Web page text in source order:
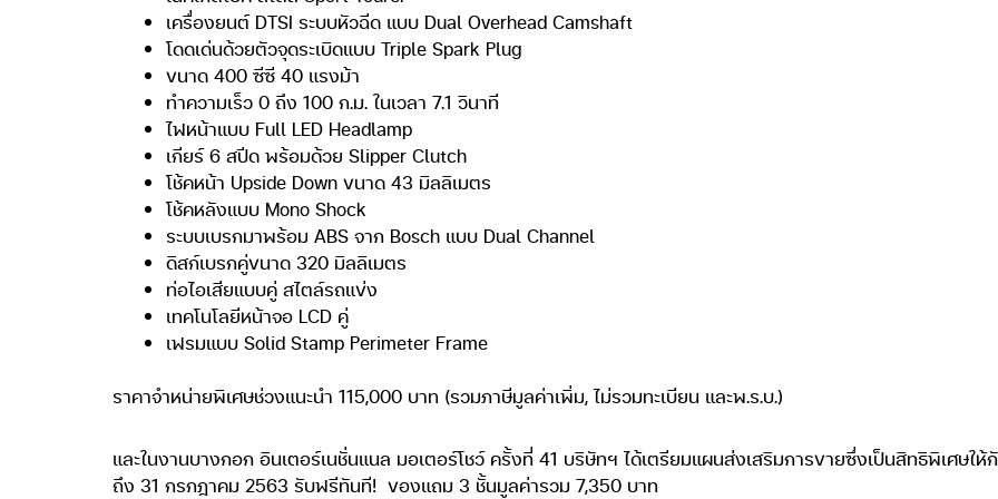
เครื่องยนต์ DTSI ระบบหัวฉีด แบบ Dual Overhead Camshaft
โดดเด่นด้วยตัวจุดระเบิดแบบ Triple Spark Plug
ขนาด 400 ซีซี 40 แรงม้า
ทำความเร็ว 0 ถึง 100 ก.ม. ในเวลา 7.1 วินาที
ไฟหน้าแบบ Full LED Headlamp
เกียร์ 6 สปีด พร้อมด้วย Slipper Clutch
โช้คหน้า Upside Down ขนาด 43 มิลลิเมตร
โช้คหลังแบบ Mono Shock
ระบบเบรกมาพร้อม ABS จาก Bosch แบบ Dual Channel
ดิสก์เบรกคู่ขนาด 320 มิลลิเมตร
ท่อไอเสียแบบคู่ สไตล์รถแข่ง
เทคโนโลยีหน้าจอ LCD คู่
เฟรมแบบ Solid Stamp Perimeter Frame
ราคาจำหน่ายพิเศษช่วงแนะนำ 115,000 บาท (รวมภาษีมูลค่าเพิ่ม, ไม่รวมทะเบียน และพ.ร.บ.)
และในงานบางกอก อินเตอร์เนชั่นแนล มอเตอร์โชว์ ครั้งที่ 41 บริษัทฯ ได้เตรียมแผนส่งเสริมการขายซึ่งเป็นสิทธิพิเศษ
ถึง 31 กรกฎาคม 2563 รับฟรีทันที! ของแถม 3 ชั้นมูลค่ารวม 7,350 บาท